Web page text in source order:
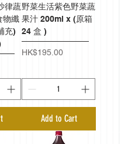
律蔬
物纖
充)
野菜生活紫色野菜蔬
果汁 200ml x (原箱
24 盒 )
Price
HK$195.00
Add to Cart